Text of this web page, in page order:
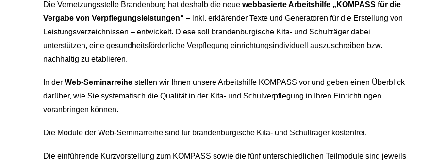
Die Vernetzungsstelle Brandenburg hat deshalb die neue webbasierte Arbeitshilfe „KOMPASS für die
Vergabe von Verpflegungsleistungen“ – inkl. erklärender Texte und Generatoren für die Erstellung von
Leistungsverzeichnissen – entwickelt. Diese soll brandenburgische Kita- und Schulträger dabei
unterstützen, eine gesundheitsförderliche Verpflegung einrichtungsindividuell auszuschreiben bzw.
nachhaltig zu etablieren.
In der Web-Seminarreihe stellen wir Ihnen unsere Arbeitshilfe KOMPASS vor und geben einen Überblick
darüber, wie Sie systematisch die Qualität in der Kita- und Schulverpflegung in Ihren Einrichtungen
voranbringen können.
Die Module der Web-Seminarreihe sind für brandenburgische Kita- und Schulträger kostenfrei.
Die einführende Kurzvorstellung zum KOMPASS sowie die fünf unterschiedlichen Teilmodule sind jeweils